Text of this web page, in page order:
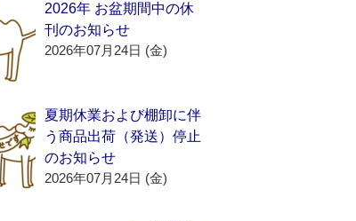
2026年 お盆期間中の休
刊のお知らせ
2026年07月24日 (金)
夏期休業および棚卸に伴
う商品出荷（発送）停止
のお知らせ
2026年07月24日 (金)